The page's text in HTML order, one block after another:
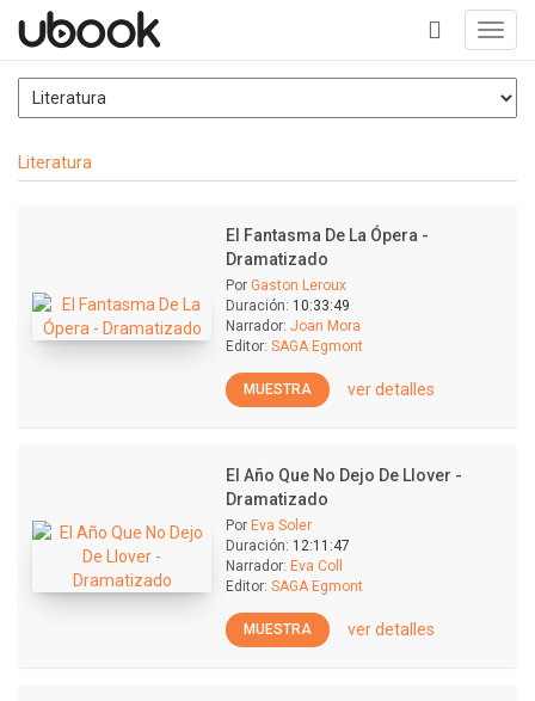
+
Literatura
El Fantasma De La Ópera -
Dramatizado
Por Gaston Leroux
Duración: 10:33:49
Narrador: Joan Mora
Editor: SAGA Egmont
MUESTRA ver detalles
El Año Que No Dejo De Llover -
Dramatizado
Por Eva Soler
Duración: 12:11:47
Narrador: Eva Coll
Editor: SAGA Egmont
MUESTRA ver detalles